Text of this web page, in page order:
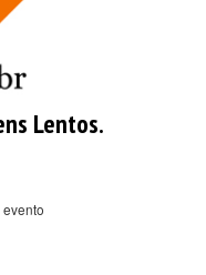
Lentos.